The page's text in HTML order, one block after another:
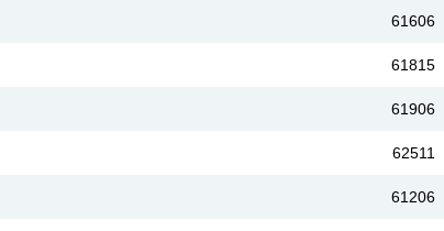
61606
61815
61906
62511
61206